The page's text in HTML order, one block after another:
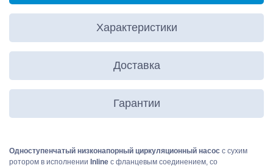
Характеристики
Доставка
Гарантии
Одноступенчатый низконапорный циркуляционный насос с сухим
ротором в исполнении Inline с фланцевым соединением, со